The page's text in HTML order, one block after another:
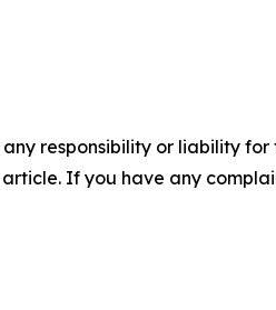
responsibility or liability
If you have any